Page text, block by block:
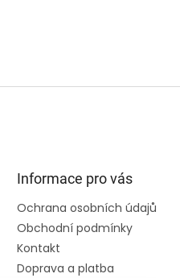
Informace pro vás
Ochrana osobních údajů
Obchodní podmínky
Kontakt
Doprava a platba